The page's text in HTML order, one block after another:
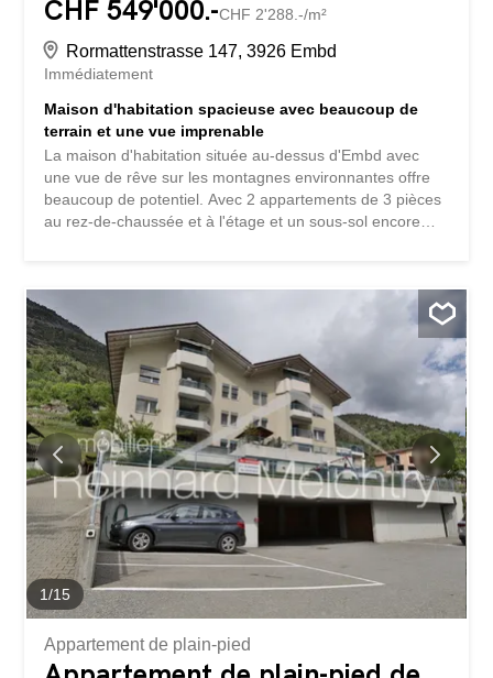
CHF 549'000.-CHF 2'288.-/m²
Rormattenstrasse 147, 3926 Embd
Immédiatement
Maison d'habitation spacieuse avec beaucoup de
terrain et une vue imprenable
La maison d'habitation située au-dessus d'Embd avec
une vue de rêve sur les montagnes environnantes offre
beaucoup de potentiel. Avec 2 appartements de 3 pièces
au rez-de-chaussée et à l'étage et un sous-sol encore
possibilités d'utilisation sont très nombreuses. Avec la
grange/étable à côté de la maison avec beaucoup
d'espace de rangement, le double garage et l'immense
terrain environnant, les idées individuelles ne connaissent
aucune limite. La maison d'habitation ainsi que la grange/
étable disposent d'un toit en plaques de pierre
typiquement valaisan. En plus des presque 4'000 m2 de
terrain autour de la maison, l'achat de la propriété permet
de bénéficier de presque 4'000 m2 de pâturage. Comme
toutes les parcelles se trouvent en zone agricole, la vente
n'est possible qu'aux Suisses ou aux...
1/15
Appartement de plain-pied